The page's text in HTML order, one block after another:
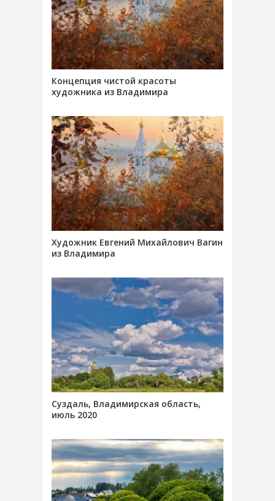
Концепция чистой красоты
художника из Владимира
Художник Евгений Михайлович Вагин
из Владимира
Суздаль, Владимирская область,
июль 2020